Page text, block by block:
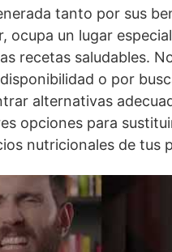
tanto por sus
ocupa un lugar
recetas saludables.
o por
alternativas
opciones para
nutricionales de tus